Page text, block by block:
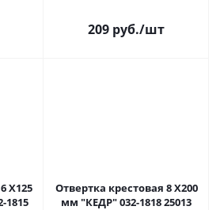
209 руб./шт
Отвертка крестовая 8 Х200
мм "КЕДР" 032-1818 25013